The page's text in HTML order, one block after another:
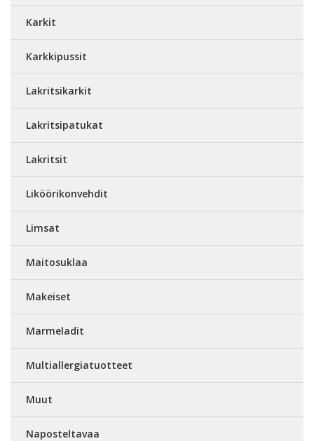
Karkit
Karkkipussit
Lakritsikarkit
Lakritsipatukat
Lakritsit
Liköörikonvehdit
Limsat
Maitosuklaa
Makeiset
Marmeladit
Multiallergiatuotteet
Muut
Naposteltavaa